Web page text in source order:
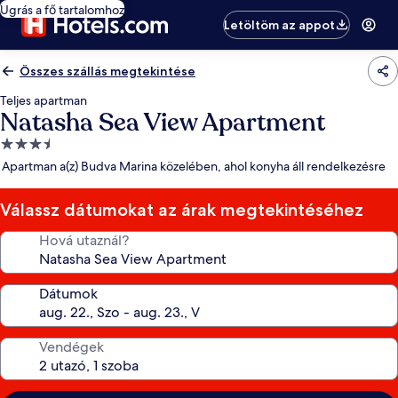
Ugrás a fő tartalomhoz
Letöltöm az appot
Összes szállás megtekintése
Teljes apartman
Natasha Sea View Apartment
3.5
csillagos
Apartman a(z) Budva Marina közelében, ahol konyha áll rendelkezésre
Válassz dátumokat az árak megtekintéséhez
Hová utaznál?
Dátumok
Vendégek